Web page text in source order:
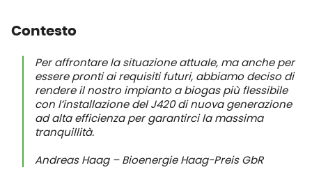
Contesto
Per affrontare la situazione attuale, ma anche per
essere pronti ai requisiti futuri, abbiamo deciso di
rendere il nostro impianto a biogas più flessibile
con l’installazione del J420 di nuova generazione
ad alta efficienza per garantirci la massima
tranquillità.
Andreas Haag – Bioenergie Haag-Preis GbR